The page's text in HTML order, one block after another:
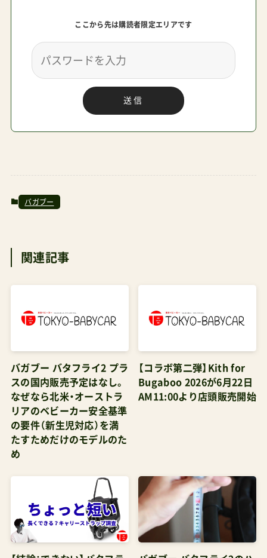
ここから先は購読者限定エリアです
送信
バガブー
関連記事
バガブー バタフライ2 プラ
スの国内販売予定はなし。
なぜなら北米・オーストラ
リアのベビーカー安全基準
の要件（新生児対応）を満
たすためだけのモデルのた
め
【コラボ第二弾】Kith for
Bugaboo 2026が6月22日
AM11:00より店頭販売開始